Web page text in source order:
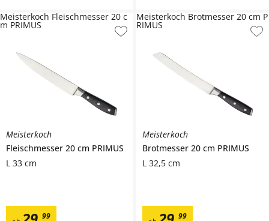
Meisterkoch
Fleischmesser 20 cm PRIMUS
L 33 cm
99
Meisterkoch Fleischmesser 20 c
m PRIMUS
Meisterkoch
Brotmesser 20 cm PRIMUS
L 32,5 cm
99
Meisterkoch Brotmesser 20 cm P
RIMUS